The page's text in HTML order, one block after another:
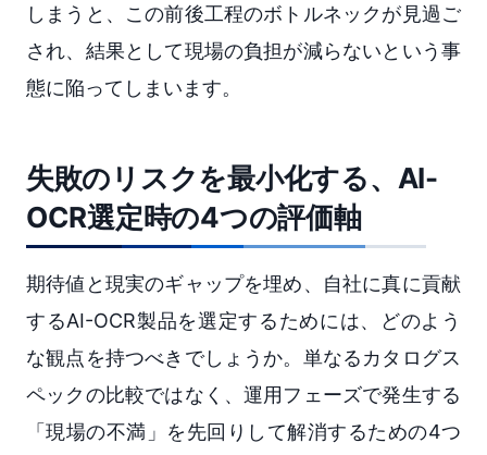
しまうと、この前後工程のボトルネックが見過ご
され、結果として現場の負担が減らないという事
態に陥ってしまいます。
失敗のリスクを最小化する、AI-
OCR選定時の4つの評価軸
期待値と現実のギャップを埋め、自社に真に貢献
するAI-OCR製品を選定するためには、どのよう
な観点を持つべきでしょうか。単なるカタログス
ペックの比較ではなく、運用フェーズで発生する
「現場の不満」を先回りして解消するための4つ